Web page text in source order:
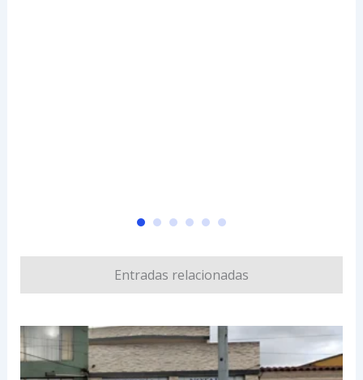
Entradas relacionadas